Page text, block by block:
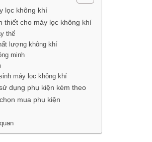
lọc không khí
thiết cho máy lọc không khí
thế
lượng không khí
minh
máy lọc không khí
dụng phụ kiện kèm theo
mua phụ kiện